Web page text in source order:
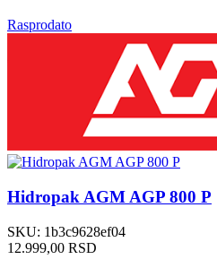
Rasprodato
Hidropak AGM AGP 800 P
SKU: 1b3c9628ef04
12.999,00 RSD